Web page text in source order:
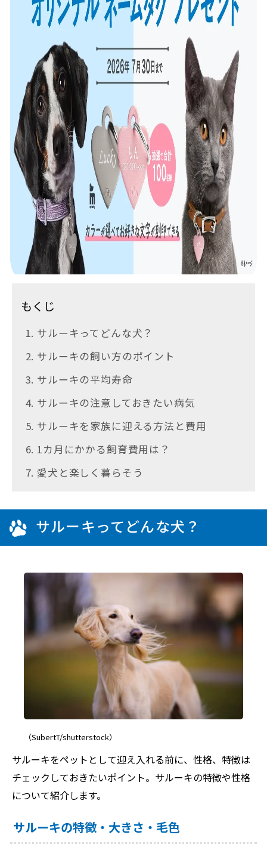
もくじ
1. サルーキってどんな犬？
2. サルーキの飼い方のポイント
3. サルーキの平均寿命
4. サルーキの注意しておきたい病気
5. サルーキを家族に迎える方法と費用
6. 1カ月にかかる飼育費用は？
7. 愛犬と楽しく暮らそう
サルーキってどんな犬？
（SubertT/shutterstock）
サルーキをペットとして迎え入れる前に、性格、特徴は
チェックしておきたいポイント。サルーキの特徴や性格
について紹介します。
サルーキの特徴・大きさ・毛色